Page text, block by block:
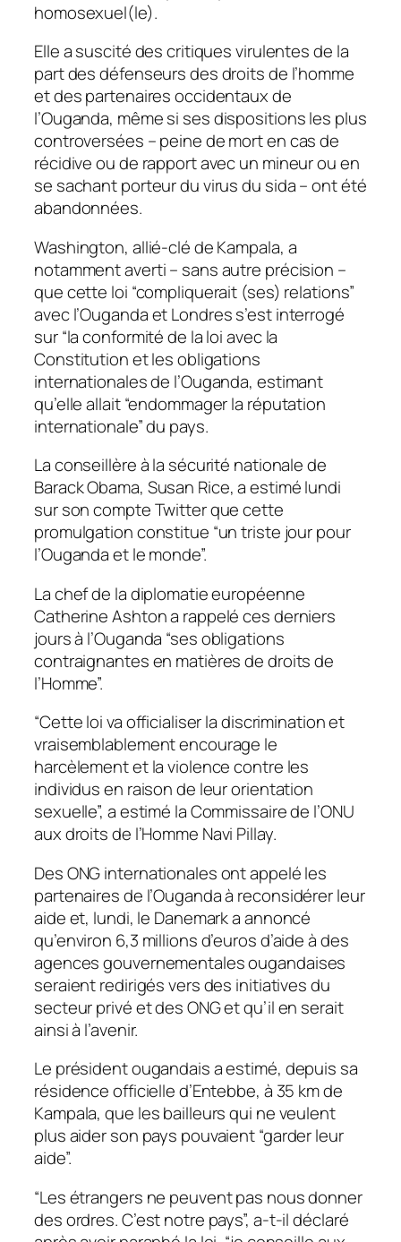
homosexuel(le).
Elle a suscité des critiques virulentes de la
part des défenseurs des droits de l’homme
et des partenaires occidentaux de
l’Ouganda, même si ses dispositions les plus
controversées – peine de mort en cas de
récidive ou de rapport avec un mineur ou en
se sachant porteur du virus du sida – ont été
abandonnées.
Washington, allié-clé de Kampala, a
notamment averti – sans autre précision –
que cette loi “compliquerait (ses) relations”
avec l’Ouganda et Londres s’est interrogé
sur “la conformité de la loi avec la
Constitution et les obligations
internationales de l’Ouganda, estimant
qu’elle allait “endommager la réputation
internationale” du pays.
La conseillère à la sécurité nationale de
Barack Obama, Susan Rice, a estimé lundi
sur son compte Twitter que cette
promulgation constitue “un triste jour pour
l’Ouganda et le monde”.
La chef de la diplomatie européenne
Catherine Ashton a rappelé ces derniers
jours à l’Ouganda “ses obligations
contraignantes en matières de droits de
l’Homme”.
“Cette loi va officialiser la discrimination et
vraisemblablement encourage le
harcèlement et la violence contre les
individus en raison de leur orientation
sexuelle”, a estimé la Commissaire de l’ONU
aux droits de l’Homme Navi Pillay.
Des ONG internationales ont appelé les
partenaires de l’Ouganda à reconsidérer leur
aide et, lundi, le Danemark a annoncé
qu’environ 6,3 millions d’euros d’aide à des
agences gouvernementales ougandaises
seraient redirigés vers des initiatives du
secteur privé et des ONG et qu’il en serait
ainsi à l’avenir.
Le président ougandais a estimé, depuis sa
résidence officielle d’Entebbe, à 35 km de
Kampala, que les bailleurs qui ne veulent
plus aider son pays pouvaient “garder leur
aide”.
“Les étrangers ne peuvent pas nous donner
des ordres. C’est notre pays”, a-t-il déclaré